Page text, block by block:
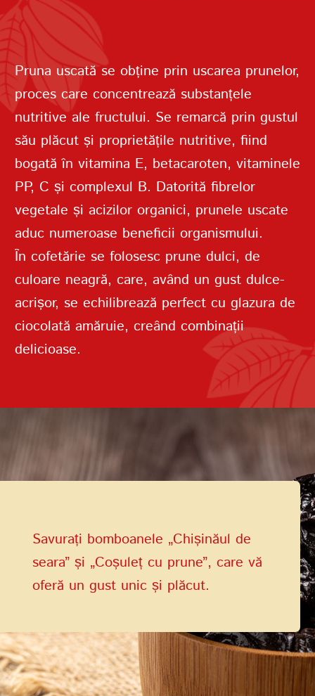
Pruna uscată se obține prin uscarea prunelor,
proces care concentrează substanțele
nutritive ale fructului. Se remarcă prin gustul
său plăcut și proprietățile nutritive, fiind
bogată în vitamina E, betacaroten, vitaminele
PP, C și complexul B. Datorită fibrelor
vegetale și acizilor organici, prunele uscate
aduc numeroase beneficii organismului.
În cofetărie se folosesc prune dulci, de
culoare neagră, care, având un gust dulce-
acrișor, se echilibrează perfect cu glazura de
ciocolată amăruie, creând combinații
delicioase.
Savurați bomboanele „Chișinăul de
seara” și „Coșuleț cu prune”, care vă
oferă un gust unic și plăcut.
PAROLĂ
REPETAȚI PAROLA
CREAȚI UN CONT
Termenii de
Politica de confidențialitate